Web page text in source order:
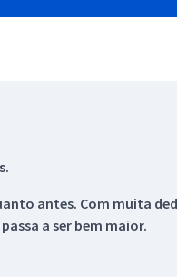
antes. Com muita
a ser bem maior.